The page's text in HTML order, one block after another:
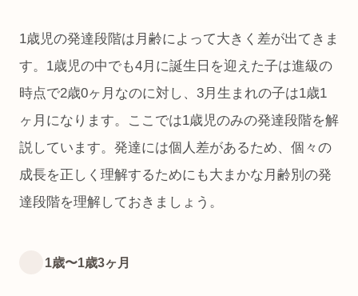
1歳児の発達段階は月齢によって大きく差が出てきま
す。1歳児の中でも4月に誕生日を迎えた子は進級の
時点で2歳0ヶ月なのに対し、3月生まれの子は1歳1
ヶ月になります。ここでは1歳児のみの発達段階を解
説しています。発達には個人差があるため、個々の
成長を正しく理解するためにも大まかな月齢別の発
達段階を理解しておきましょう。
1歳〜1歳3ヶ月